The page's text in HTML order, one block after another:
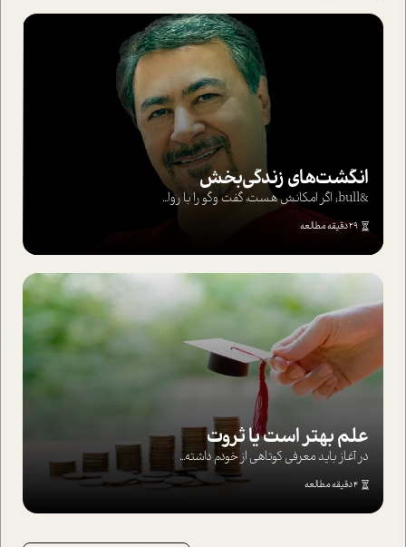
انگشت‌های‌ زندگی‌بخش
&bull; اگر امکانش هست، گفت وگو را با روا...
29 دقیقه مطالعه
علم بهتر است یا ثروت
در آغاز باید معرفی کوتاهی از خودم داشته...
4 دقیقه مطالعه